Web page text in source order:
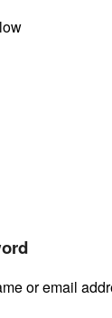
or email